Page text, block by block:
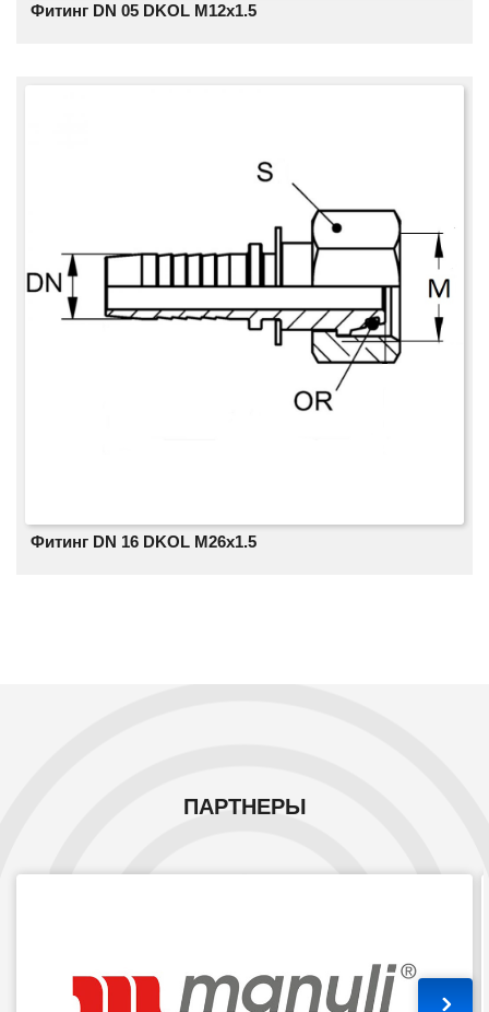
Фитинг DN 05 DKOL M12x1.5
Фитинг DN 16 DKOL M26x1.5
ПАРТНЕРЫ